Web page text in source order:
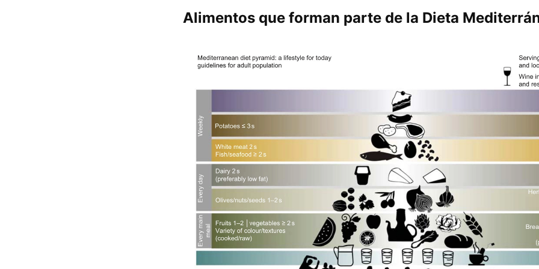
Alimentos que forman parte de la Dieta